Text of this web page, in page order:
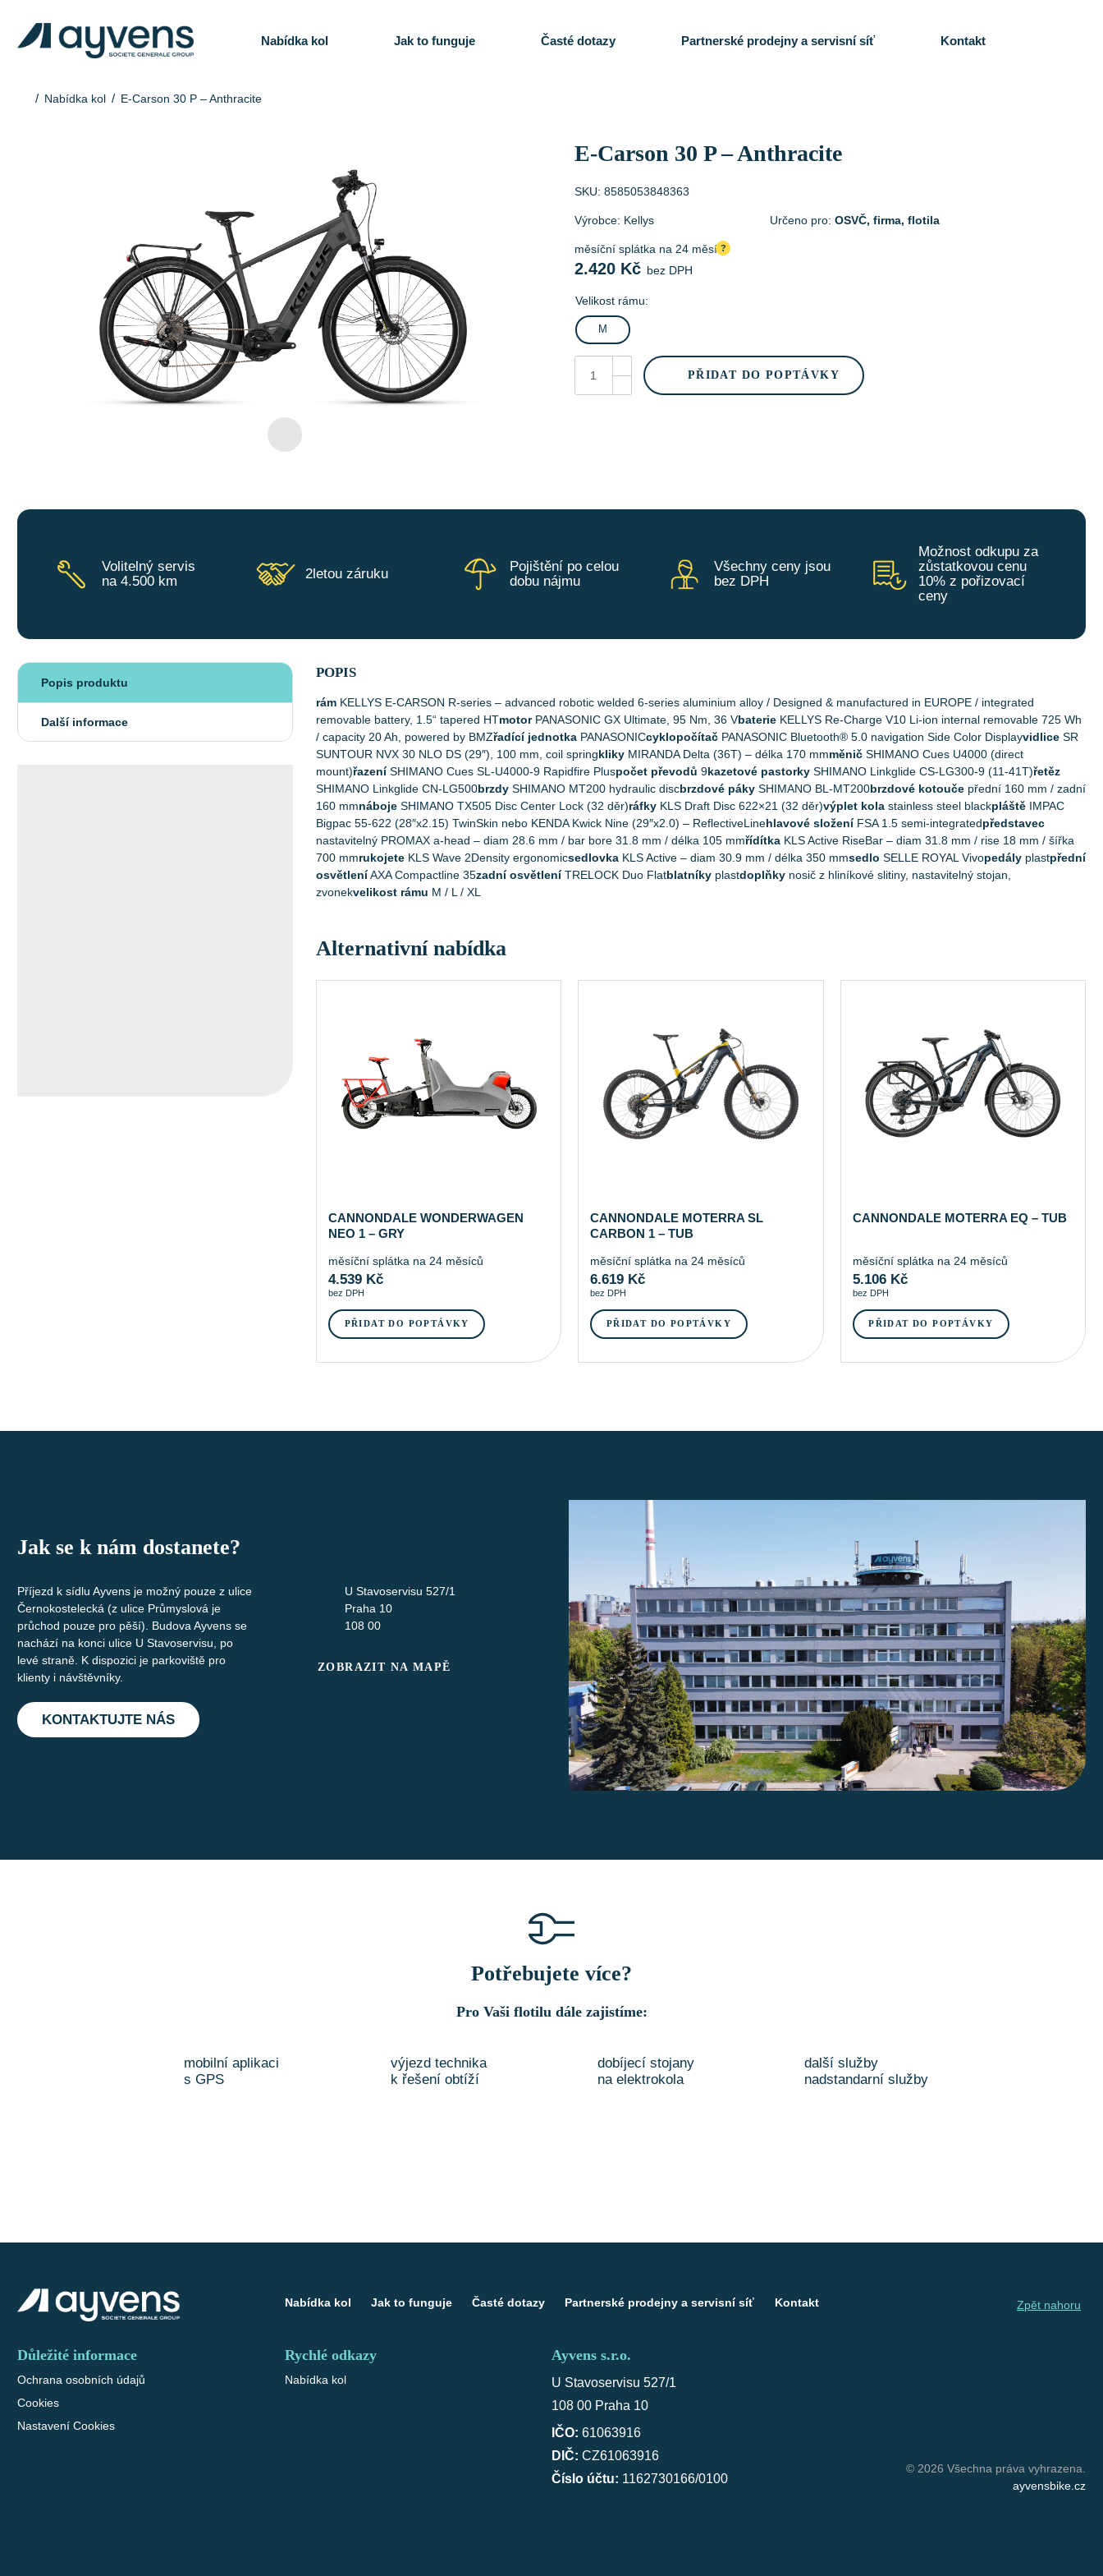
Nabídka kol Jak to funguje Časté dotazy Partnerské prodejny a servisní síť Kontakt
Nabídka kol E-Carson 30 P – Anthracite
E-Carson 30 P – Anthracite
SKU: 8585053848363
Výrobce: Kellys Určeno pro: OSVČ, firma, flotila
?
měsíční splátka na 24 měsíců
2.420 Kč bez DPH
Velikost rámu:
M
E-
Carson
PŘIDAT DO POPTÁVKY
Volitelný servis
na 4.500 km
2letou záruku
Pojištění po celou
dobu nájmu
Všechny ceny jsou
bez DPH
Možnost odkupu za
zůstatkovou cenu
10% z pořizovací
ceny
Popis produktu
Další informace
POPIS
rám KELLYS E-CARSON R-series – advanced robotic welded 6-series aluminium alloy / Designed & manufactured in EUROPE / integrated
removable battery, 1.5“ tapered HTmotorPANASONIC GX Ultimate, 95 Nm, 36 Vbaterie KELLYS Re-Charge V10 Li-ion internal removable 725 Wh
/ capacity 20 Ah, powered by BMZřadící jednotka PANASONICcyklopočítač PANASONIC Bluetooth® 5.0 navigation Side Color Displayvidlice SR
SUNTOUR NVX 30 NLO DS (29″), 100 mm, coil springkliky MIRANDA Delta (36T) – délka 170 mmměnič SHIMANO Cues U4000 (direct
mount)řazeníSHIMANO Cues SL-U4000-9 Rapidfire Pluspočet převodů 9kazetové pastorky SHIMANO Linkglide CS-LG300-9 (11-41T)řetěz
SHIMANO Linkglide CN-LG500brzdy SHIMANO MT200 hydraulic discbrzdové páky SHIMANO BL-MT200brzdové kotouče přední 160 mm / zadní
160 mmnáboje SHIMANO TX505 Disc Center Lock (32 děr)ráfky KLS Draft Disc 622×21 (32 děr)výplet kola stainless steel blackpláště IMPAC
Bigpac 55-622 (28″x2.15) TwinSkin nebo KENDA Kwick Nine (29″x2.0) – ReflectiveLinehlavové složeníFSA 1.5 semi-integratedpředstavec
nastavitelný PROMAX a-head – diam 28.6 mm / bar bore 31.8 mm / délka 105 mmřídítka KLS Active RiseBar – diam 31.8 mm / rise 18 mm / šířka
700 mmrukojete KLS Wave 2Density ergonomicsedlovka KLS Active – diam 30.9 mm / délka 350 mmsedlo SELLE ROYAL Vivopedály plastpřední
osvětleníAXA Compactline 35zadní osvětleníTRELOCK Duo Flatblatníky plastdoplňky nosič z hliníkové slitiny, nastavitelný stojan,
zvonekvelikost rámu M / L / XL
Alternativní nabídka
CANNONDALE WONDERWAGEN
NEO 1 – GRY
měsíční splátka na 24 měsíců
4.539 Kč
bez DPH
PŘIDAT DO POPTÁVKY
CANNONDALE MOTERRA SL
CARBON 1 – TUB
měsíční splátka na 24 měsíců
6.619 Kč
bez DPH
PŘIDAT DO POPTÁVKY
CANNONDALE MOTERRA EQ – TUB
měsíční splátka na 24 měsíců
5.106 Kč
bez DPH
PŘIDAT DO POPTÁVKY
Jak se k nám dostanete?
Příjezd k sídlu Ayvens je možný pouze z ulice
Černokostelecká (z ulice Průmyslová je
průchod pouze pro pěší). Budova Ayvens se
nachází na konci ulice U Stavoservisu, po
levé straně. K dispozici je parkoviště pro
klienty i návštěvníky.
KONTAKTUJTE NÁS
U Stavoservisu 527/1
Praha 10
108 00
ZOBRAZIT NA MAPĚ
Potřebujete více?
Pro Vaši flotilu dále zajistíme:
mobilní aplikaci
s GPS
výjezd technika
k řešení obtíží
dobíjecí stojany
na elektrokola
další služby
nadstandarní služby
Nabídka kol Jak to funguje Časté dotazy Partnerské prodejny a servisní síť Kontakt Zpět nahoru
Důležité informace
Ochrana osobních údajů
Cookies
Nastavení Cookies
Rychlé odkazy
Nabídka kol
Ayvens s.r.o.
U Stavoservisu 527/1
108 00 Praha 10
IČO: 61063916
DIČ: CZ61063916
Číslo účtu: 1162730166/0100
© 2026 Všechna práva vyhrazena.
ayvensbike.cz